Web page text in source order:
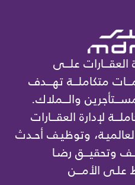
علـــى
متكاملـــة تهـــدف
والـــملاك.
لإدارة العقـــارات
وتوظيـف أحـدث
وتحقيـــق رضـا
الأمـــن